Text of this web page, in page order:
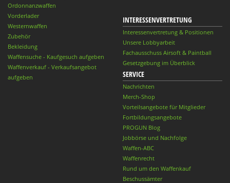
Ordonnanzwaffen
Vorderlader
Westernwaffen
Zubehör
Bekleidung
Waffensuche - Kaufgesuch aufgeben
Waffenverkauf - Verkaufsangebot
aufgeben
INTERESSENVERTRETUNG
Interessenvertretung & Positionen
Unsere Lobbyarbeit
Fachausschuss Airsoft & Paintball
Gesetzgebung im Überblick
SERVICE
Nachrichten
Merch-Shop
Vorteilsangebote für Mitglieder
Fortbildungsangebote
PROGUN Blog
Jobbörse und Nachfolge
Waffen-ABC
Waffenrecht
Rund um den Waffenkauf
Beschussämter